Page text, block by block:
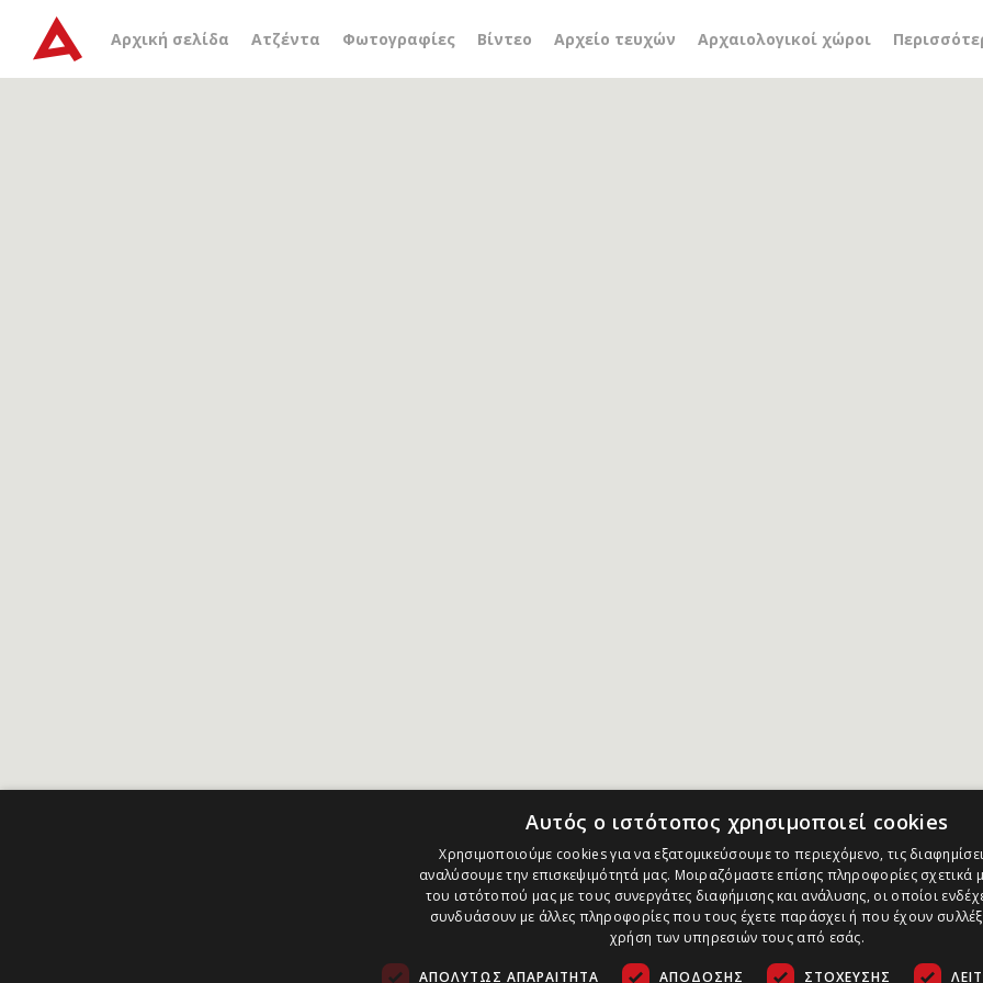
Αρχική σελίδα Ατζέντα Φωτογραφίες Βίντεο Αρχείο τευχών Αρχαιολογικοί χώροι
Αρχείο ετικέτας σκαθάρια
Αυτός ο ιστότοπος χρησιμοποιεί cookies
Χρησιμοποιούμε cookies για να εξατομικεύσουμε το περιεχόμενο, τις
αναλύσουμε την επισκεψιμότητά μας. Μοιραζόμαστε επίσης πληροφορίες σχετικά
του ιστότοπού μας με τους συνεργάτες διαφήμισης και ανάλυσης, οι οποίοι
συνδυάσουν με άλλες πληροφορίες που τους έχετε παράσχει ή που έχουν
χρήση των υπηρεσιών τους από εσάς.
ΑΠΟΛΎΤΩΣ ΑΠΑΡΑΊΤΗΤΑ ΑΠΌΔΟΣΗΣ ΣΤΌΧΕΥΣΗΣ